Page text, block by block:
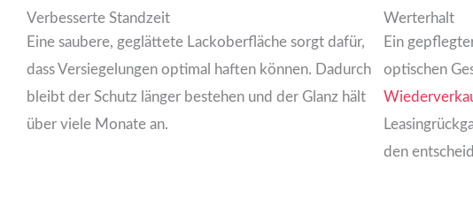
Verbesserte Standzeit
Eine saubere, geglättete Lackoberfläche sorgt dafür,
dass Versiegelungen optimal haften können. Dadurch
bleibt der Schutz länger bestehen und der Glanz hält
über viele Monate an.
Werterhalt
Ein
optischen
den